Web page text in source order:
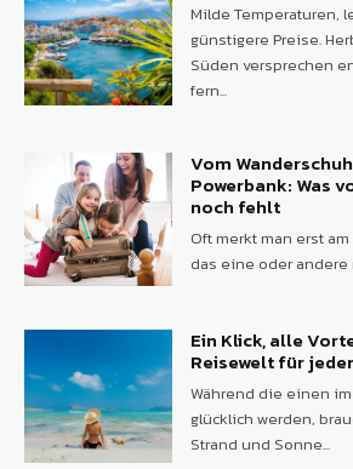
Milde Temperaturen,
günstigere Preise.
Süden versprechen
fern...
Vom
Powerbank: Was
noch fehlt
Oft merkt man erst
das eine oder andere
Ein Klick, alle
Reisewelt für
Während die einen
glücklich werden,
Strand und Sonne...